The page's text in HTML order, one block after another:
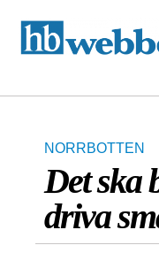
NORRBOTTEN
Det ska
driva